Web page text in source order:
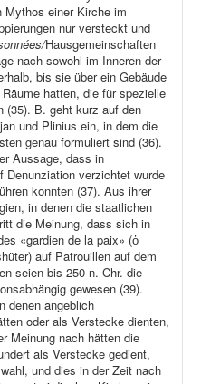
Mythos einer Kirche im
nur versteckt und
Hausgemeinschaften
nach sowohl im Inneren der
bis sie über ein Gebäude
hatten, die für spezielle
(35). B. geht kurz auf den
und Plinius ein, in dem die
genau formuliert sind (36).
Aussage, dass in
Denunziation verzichtet wurde
konnten (37). Aus ihrer
in denen die staatlichen
die Meinung, dass sich in
«gardien de la paix» (ὁ
auf Patrouillen auf dem
seien bis 250 n. Chr. die
gewesen (39).
denen angeblich
oder als Verstecke dienten,
Meinung nach hätten die
als Verstecke gedient,
und dies in der Zeit nach